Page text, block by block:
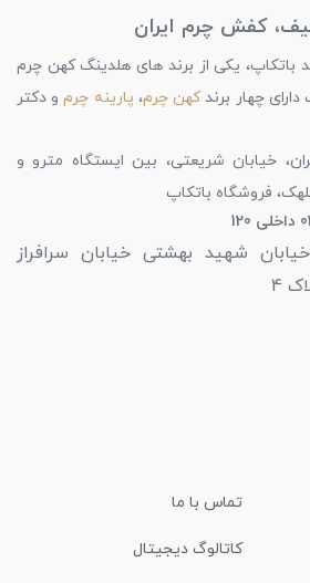
کفش چرم ایران
باتکاپ، یکی از برند های هلدینگ کهن چرم
چهار برندکهن چرم، پارینه چرمو دکتر
خیابان شریعتی، بین ایستگاه مترو و
فروشگاه باتکاپ
شهید بهشتی خیابان سرافراز
4
تماس با ما
کاتالوگ دیجیتال